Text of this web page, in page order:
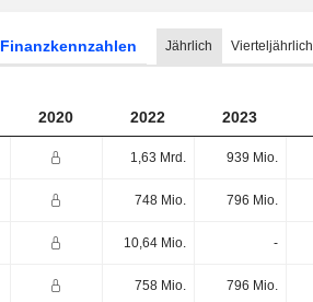
Finanzkennzahlen Jährlich Vierteljährlich
2020 2022 2023
1,63 Mrd. 939 Mio.
748 Mio. 796 Mio.
10,64 Mio. -
758 Mio. 796 Mio.